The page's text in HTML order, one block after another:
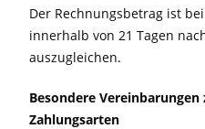
Der Rechnungsbetrag ist
innerhalb von 21 Tagen
auszugleichen.
Besondere
Zahlungsarten